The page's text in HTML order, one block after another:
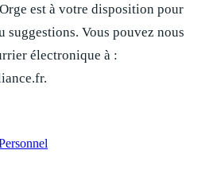
est à votre disposition pour
suggestions. Vous pouvez nous
électronique à :
.